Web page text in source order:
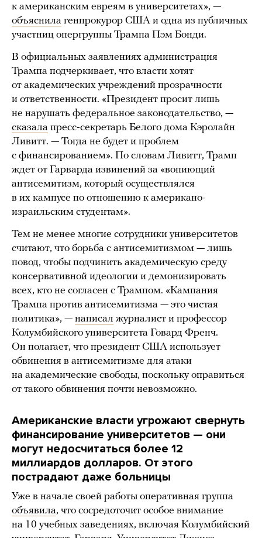
к американским евреям в университетах», —
объяснила генпрокурор США и одна из публичных
участниц опергруппы Трампа Пэм Бонди.
В официальных заявлениях администрация
Трампа подчеркивает, что власти хотят
от академических учреждений прозрачности
и ответственности. «Президент просит лишь
не нарушать федеральное законодательство, —
сказала пресс-секретарь Белого дома Кэролайн
Ливитт. — Тогда не будет и проблем
с финансированием». По словам Ливитт, Трамп
ждет от Гарварда извинений за «вопиющий
антисемитизм, который осуществлялся
в их кампусе по отношению к американо-
израильским студентам».
Тем не менее многие сотрудники университетов
считают, что борьба с антисемитизмом — лишь
повод, чтобы подчинить академическую среду
консервативной идеологии и демонизировать
всех, кто не согласен с Трампом. «Кампания
Трампа против антисемитизма — это чистая
политика», — написал журналист и профессор
Колумбийского университета Говард Френч.
Он полагает, что президент США использует
обвинения в антисемитизме для атаки
на академические свободы, поскольку оправиться
от такого обвинения почти невозможно.
Американские власти угрожают свернуть
финансирование университетов — они
могут недосчитаться более 12
миллиардов долларов. От этого
пострадают даже больницы
Уже в начале своей работы оперативная группа
объявила, что сосредоточит особое внимание
на 10 учебных заведениях, включая Колумбийский